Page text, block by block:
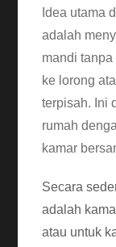
Idea utama
adalah
mandi
ke lorong
terpisah. Ini
rumah
kamar
Secara
adalah
atau untuk